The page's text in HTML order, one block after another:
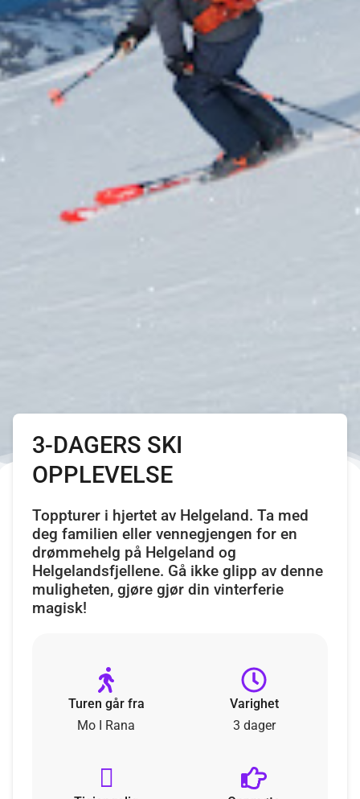
3-DAGERS SKI
OPPLEVELSE
Toppturer i hjertet av Helgeland. Ta med
deg familien eller vennegjengen for en
drømmehelg på Helgeland og
Helgelandsfjellene. Gå ikke glipp av denne
muligheten, gjøre gjør din vinterferie
magisk!
Turen går fra
Mo I Rana
Varighet
3 dager